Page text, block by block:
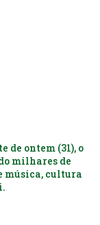
de ontem (31), o
milhares de
música, cultura